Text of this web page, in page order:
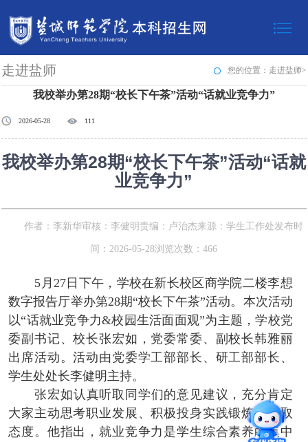
走进盐师 您的位置：走进盐师>
我校举办第28期“校长下午茶”活动“话就业竞争力”
2026-05-28 111
我校举办第28期“校长下午茶”活动“话就
业竞争力”
作者：李新华审核：李健明 责编：卢治杰来源：学生工作处发布时
间：2026-05-28浏览次数：466
5月27日下午，学校在新长校区商学院二楼李想
数字报告厅举办第28期“校长下午茶”活动。本次活动
以“话就业竞争力&校园生活面面观”为主题，学校党
委副书记、校长张宏如，党委常委、副校长韩雅丽
出席活动。活动由党委学工部部长、研工部部长、
学生处处长李健明主持。
张宏如认真听取同学们的意见建议，充分肯定
大家主动思考职业发展、积极投身实践锻炼的进取
态度。他指出，就业竞争力是学生综合素养的集中